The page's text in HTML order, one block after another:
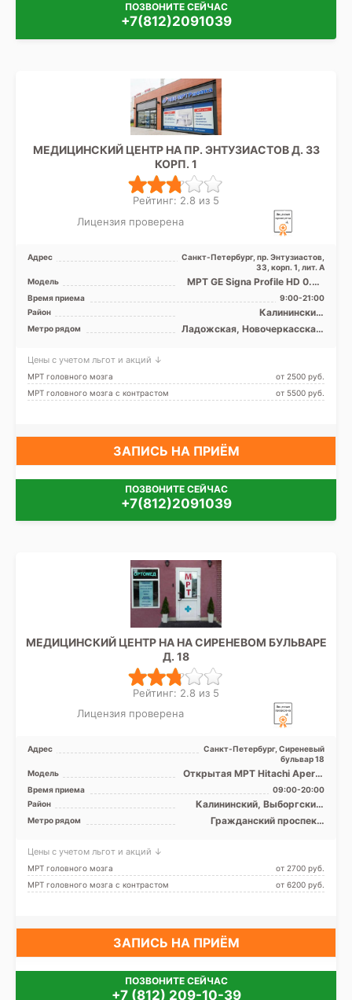
ПОЗВОНИТЕ СЕЙЧАС
+7(812)2091039
МЕДИЦИНСКИЙ ЦЕНТР НА ПР. ЭНТУЗИАСТОВ Д. 33
КОРП. 1
Рейтинг: 2.8 из 5
Лицензия проверена
Адрес
Санкт-Петербург, пр. Энтузиастов,
33, корп. 1, лит. А
Модель
МРТ GE Signa Profile HD 0.2T
открытый тип
Время приема
9:00-21:00
Район
Калининский,
Красногвардейский,
Невский, Лен. область
Метро рядом
Ладожская, Новочеркасская,
Цены с учетом льгот и акций ↓
МРТ головного мозга
от 2500 pуб.
МРТ головного мозга с контрастом
от 5500 pуб.
ЗАПИСЬ НА ПРИЁМ
ПОЗВОНИТЕ СЕЙЧАС
+7(812)2091039
МЕДИЦИНСКИЙ ЦЕНТР НА НА СИРЕНЕВОМ БУЛЬВАРЕ
Д. 18
Рейтинг: 2.8 из 5
Лицензия проверена
Адрес
Санкт-Петербург, Сиреневый
бульвар 18
Модель
Открытая МРТ Hitachi Aperto
0.4 Тесла
Время приема
09:00-20:00
Район
Калининский, Выборгский,
Приморский
Метро рядом
Гражданский проспект,
Цены с учетом льгот и акций ↓
МРТ головного мозга
от 2700 pуб.
МРТ головного мозга с контрастом
от 6200 pуб.
ЗАПИСЬ НА ПРИЁМ
ПОЗВОНИТЕ СЕЙЧАС
+7 (812) 209-10-39